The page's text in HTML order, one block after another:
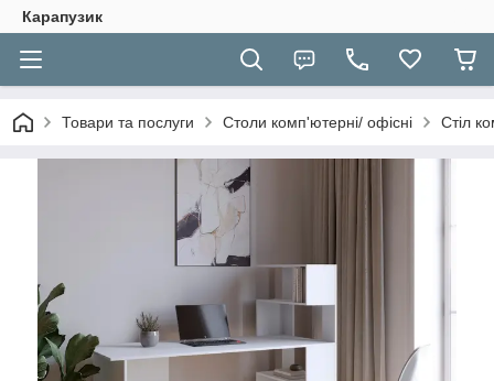
Карапузик
Товари та послуги Столи комп'ютерні/ офісні Cтіл